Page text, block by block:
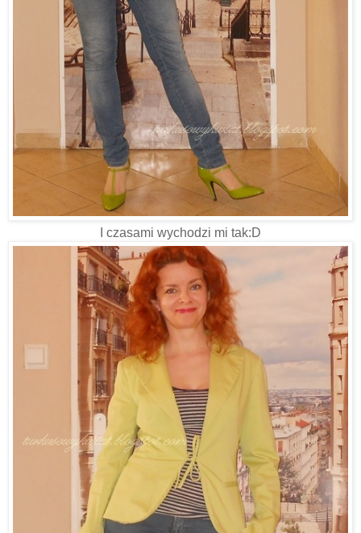
I czasami wychodzi mi tak:D